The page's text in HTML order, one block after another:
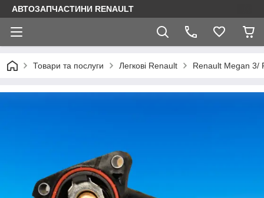
АВТОЗАПЧАСТИНИ RENAULT
Товари та послуги Легкові Renault Renault Megan 3/